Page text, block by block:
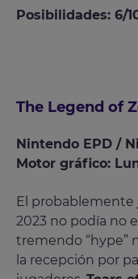
Posibilidades: 6/
The Legend of
Nintendo EPD /
Motor gráfico:
El probablemente
2023 no podía no
tremendo “hype”
la recepción por